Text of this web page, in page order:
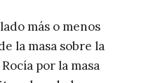
más o menos
la masa sobre la
por la masa